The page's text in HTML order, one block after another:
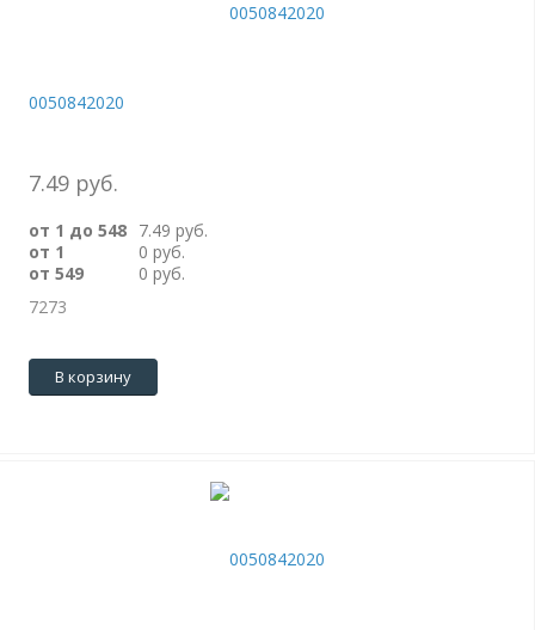
0050842020
7.49 руб.
от 1 до 548 7.49 руб.
от 1
0 руб.
от 549
0 руб.
7273
В корзину